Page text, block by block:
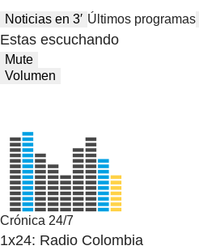
Noticias en 3′ Últimos programas
Estas escuchando
Mute
Volumen
Crónica 24/7
1x24: Radio Colombia